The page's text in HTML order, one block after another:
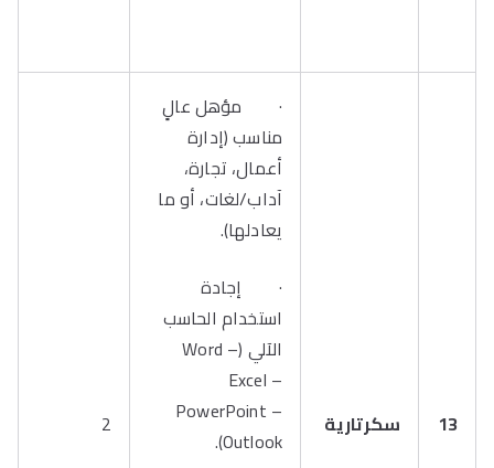
13 سكرتارية
· مؤهل عالٍ
مناسب (إدارة
أعمال، تجارة،
آداب/لغات، أو ما
يعادلها).
· إجادة
استخدام الحاسب
الآلي (Word –
Excel –
PowerPoint –
Outlook).
2